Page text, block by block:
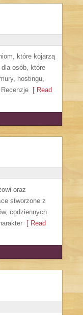
które kojarzą
osób, które
hostingu,
[ Read
oraz
stworzone z
codziennych
[ Read